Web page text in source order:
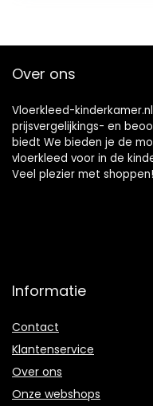
Kruipen Tapijt
Over ons
Vloerkleed-
prijsvergelijkings- en
biedt We bieden je de
vloerkleed voor in de
Veel plezier met shoppen!
Informatie
Contact
Klantenservice
Over ons
Onze webshops